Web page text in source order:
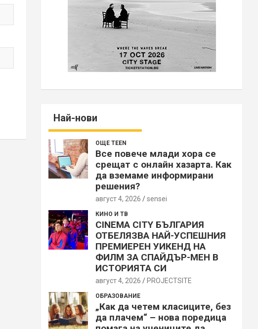
Най-нови
ОЩЕ TEEN
Все повече млади хора се
срещат с онлайн хазарта. Как
да вземаме информирани
решения?
август 4, 2026 sensei
КИНО И ТВ
CINEMA CITY БЪЛГАРИЯ
ОТБЕЛЯЗВА НАЙ-УСПЕШНИЯ
ПРЕМИЕРЕН УИКЕНД НА
ФИЛМ ЗА СПАЙДЪР-МЕН В
ИСТОРИЯТА СИ
август 4, 2026 PROJECTSITЕ
ОБРАЗОВАНИЕ
„Как да четем класиците, без
да плачем“ – нова поредица